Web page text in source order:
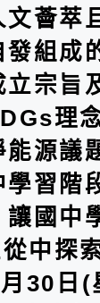
薈萃
組成
宗旨
理
源議
習階
國中
中探
30日(